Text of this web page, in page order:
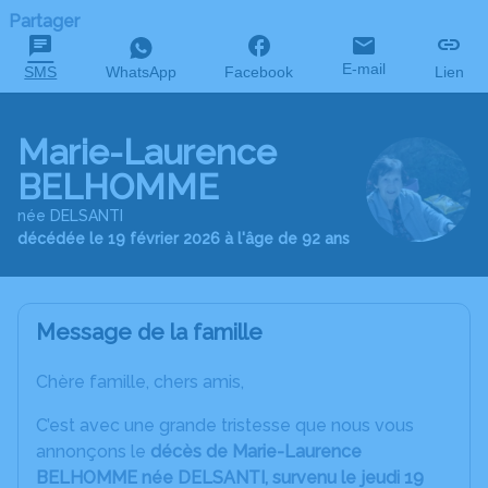
Partager
SMS WhatsApp Facebook E-mail Lien
Marie-Laurence
BELHOMME
née DELSANTI
décédée le 19 février 2026 à l'âge de 92 ans
Message de la famille
Chère famille, chers amis,
C’est avec une grande tristesse que nous vous
annonçons le décès de Marie-Laurence
BELHOMME née DELSANTI, survenu le jeudi 19